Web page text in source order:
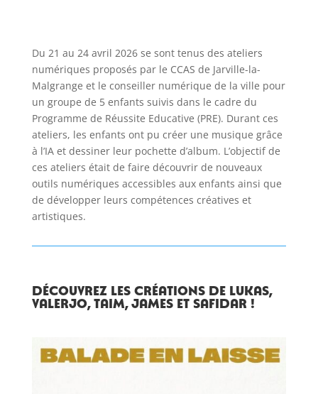
Du 21 au 24 avril 2026 se sont tenus des ateliers
numériques proposés par le CCAS de Jarville-la-
Malgrange et le conseiller numérique de la ville pour
un groupe de 5 enfants suivis dans le cadre du
Programme de Réussite Educative (PRE). Durant ces
ateliers, les enfants ont pu créer une musique grâce
à l’IA et dessiner leur pochette d’album. L’objectif de
ces ateliers était de faire découvrir de nouveaux
outils numériques accessibles aux enfants ainsi que
de développer leurs compétences créatives et
artistiques.
Découvrez les créations de Lukas,
Valerjo, Taim, James et Safidar !